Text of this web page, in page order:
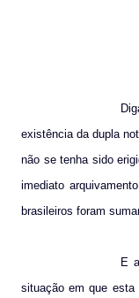
existência da dupla
não se tenha sido
imediato
brasileiros foram
E
situação em que esta